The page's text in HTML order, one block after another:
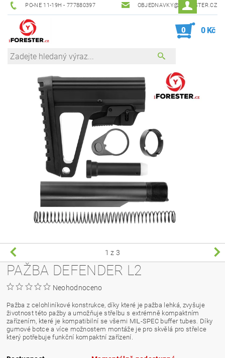
PO-NE 11-19H - 777880397 OBJEDNAVKY@IFORESTER.CZ
0 0 Kč
1 z 3
PAŽBA DEFENDER L2
Neohodnoceno
Pažba z celohliníkové konstrukce, díky které je pažba lehká, zvyšuje
životnost této pažby a umožňuje střelbu s extrémně kompaktním
zařízením, které je kompatibilní se všemi MIL-SPEC buffer tubes. Díky
gumové botce a více možnostem montáže je pro skvělá pro střelce
který potřebuje funkční kompaktní zařízení.